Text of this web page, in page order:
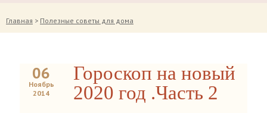
Главная > Полезные советы для дома
06
Ноябрь
2014
Гороскоп на новый
2020 год .Часть 2